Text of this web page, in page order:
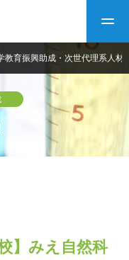
て
デジタルブック
型研究助成
介
教育振興助成・次世代理系人材
】みえ自然科